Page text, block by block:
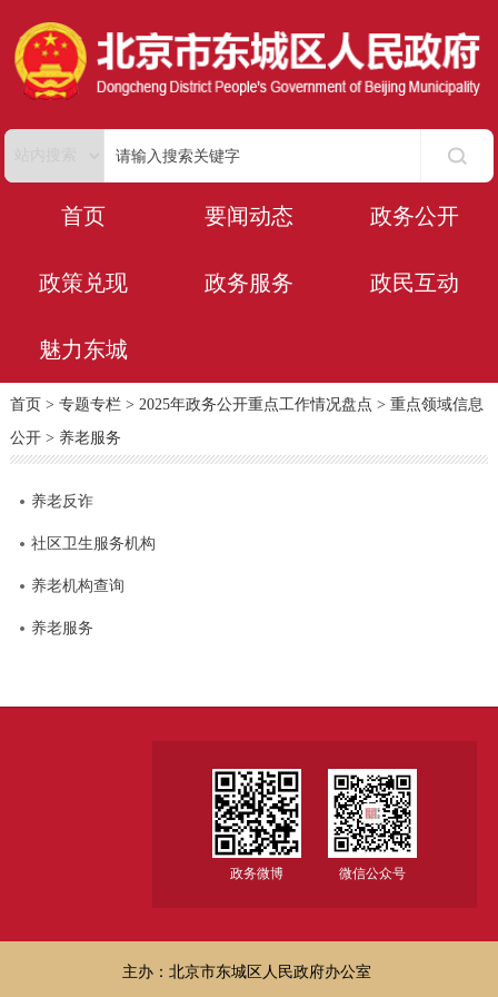
首页 要闻动态 政务公开
政策兑现 政务服务 政民互动
魅力东城
首页 > 专题专栏> 2025年政务公开重点工作情况盘点 > 重点领域信息
公开> 养老服务
养老反诈
社区卫生服务机构
养老机构查询
养老服务
政务微博 微信公众号
主办：北京市东城区人民政府办公室